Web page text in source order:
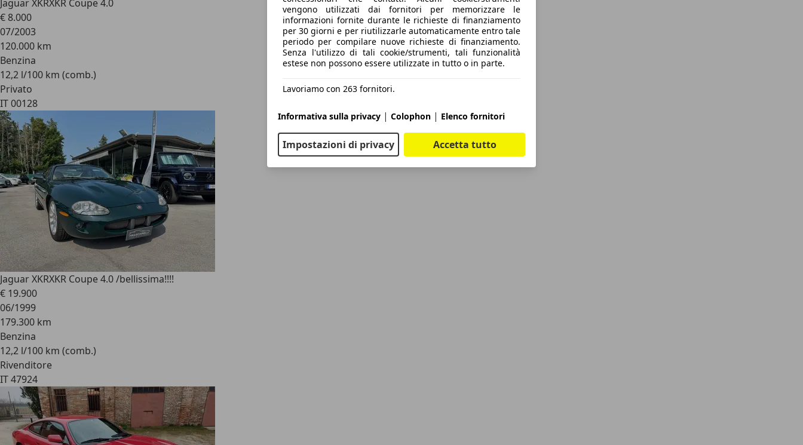
vengono utilizzati dai fornitori per memorizzare le
informazioni fornite durante le richieste di finanziamento
per 30 giorni e per riutilizzarle automaticamente entro tale
periodo per compilare nuove richieste di finanziamento.
Senza l'utilizzo di tali cookie/strumenti, tali funzionalità
estese non possono essere utilizzate in tutto o in parte.
Lavoriamo con 263 fornitori.
Informativa sulla privacy | Colophon | Elenco fornitori
Impostazioni di privacy Accetta tutto
Jaguar XKRXKR Coupe 4.0
€ 8.000
07/2003
120.000 km
Benzina
12,2 l/100 km (comb.)
Privato
IT 00128
Jaguar XKRXKR Coupe 4.0 /bellissima!!!!
€ 19.900
06/1999
179.300 km
Benzina
12,2 l/100 km (comb.)
Rivenditore
IT 47924